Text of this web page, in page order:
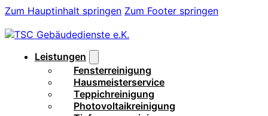
Zum Hauptinhalt springen Zum Footer springen
Leistungen
Fensterreinigung
Hausmeisterservice
Teppichreinigung
Photovoltaikreinigung